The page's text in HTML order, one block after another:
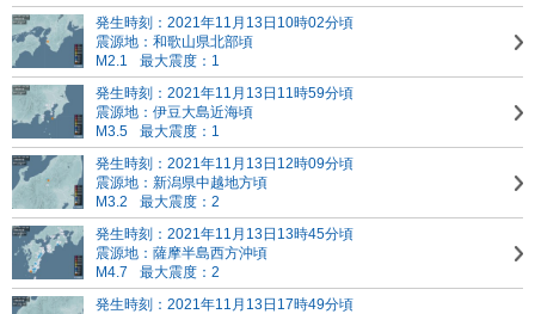
発生時刻：2021年11月13日10時02分頃
震源地：和歌山県北部頃
M2.1
最大震度：1
発生時刻：2021年11月13日11時59分頃
震源地：伊豆大島近海頃
M3.5
最大震度：1
発生時刻：2021年11月13日12時09分頃
震源地：新潟県中越地方頃
M3.2
最大震度：2
発生時刻：2021年11月13日13時45分頃
震源地：薩摩半島西方沖頃
M4.7
最大震度：2
発生時刻：2021年11月13日17時49分頃